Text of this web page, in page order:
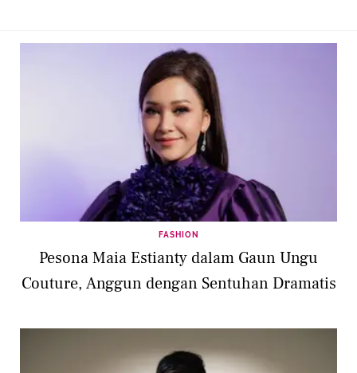
FASHION
Pesona Maia Estianty dalam Gaun Ungu
Couture, Anggun dengan Sentuhan Dramatis